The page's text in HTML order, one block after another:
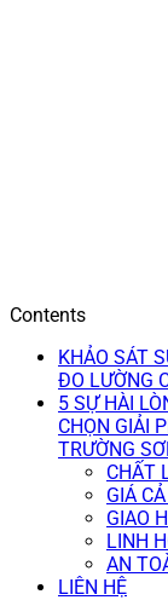
Contents
KHẢO SÁT
ĐO LƯỜNG
5 SỰ HÀI
CHỌN GIẢI
TRƯỜNG
CHẤT
GIÁ
GIAO
LINH
AN
LIÊN HỆ